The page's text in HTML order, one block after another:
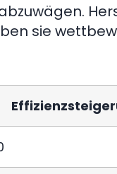
sie